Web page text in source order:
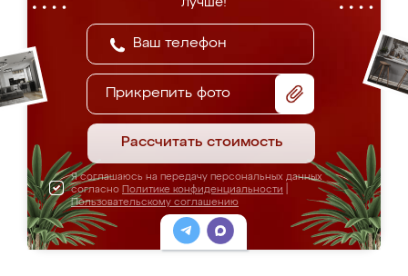
Прикрепить фото
Рассчитать стоимость
Я соглашаюсь на передачу персональных данных
согласно Политике конфиденциальности
Пользовательскому соглашению